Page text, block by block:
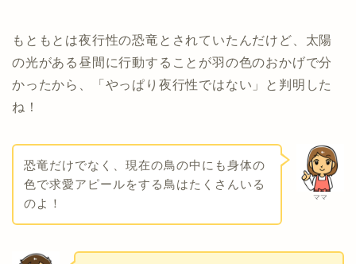
もともとは夜行性の恐竜とされていたんだけど、太陽
の光がある昼間に行動することが羽の色のおかげで分
かったから、「やっぱり夜行性ではない」と判明した
ね！
ママ
恐竜だけでなく、現在の鳥の中にも身体の
色で求愛アピールをする鳥はたくさんいる
のよ！